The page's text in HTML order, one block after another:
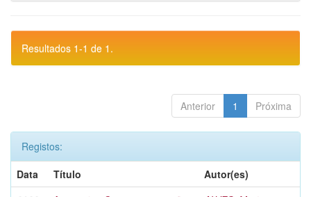
Resultados 1-1 de 1.
Anterior 1 Próxima
Registos:
Data
Título
Autor(es)